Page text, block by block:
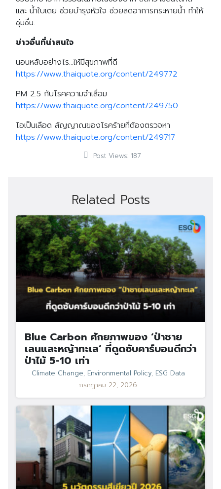
Search
และ น้ำใบเตย ช่วยบำรุงหัวใจ ช่วยลดอาการกระหายน้ำ ทำให้
ชุ่มชื่น.
ข่าวอื่นที่น่าสนใจ
นอนหลับอย่างไร…ให้มีสุขภาพที่ดี
https://www.thaiquote.org/content/249772
PM 2.5 กับโรคความจำเสื่อม
https://www.thaiquote.org/content/249750
ไอเป็นเลือด สัญญาณของโรคร้ายที่ต้องตรวจหา
https://www.thaiquote.org/content/249717
Post Views: 187
Related Posts
Blue Carbon ศักยภาพของ ‘ป่าชาย
เลนและหญ้าทะเล’ ที่ดูดซับคาร์บอนดีกว่า
ป่าไม้ 5-10 เท่า
Climate Change, Environmental Policy, ESG Data
กรกฎาคม 22, 2026